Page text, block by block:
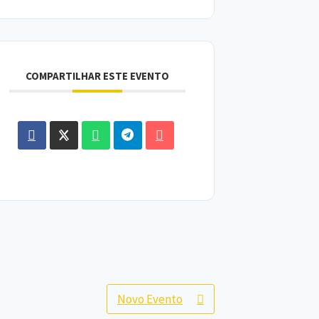
COMPARTILHAR ESTE EVENTO
Novo Evento